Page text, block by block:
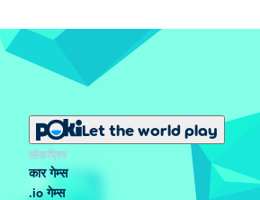
Let the world play
लोकप्रिय
कार गेम्स
.io गेम्स